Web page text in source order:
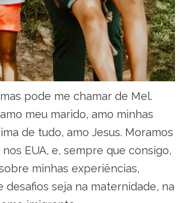
pode me chamar de Mel.
meu marido, amo minhas
de tudo, amo Jesus. Moramos
EUA, e, sempre que consigo,
minhas experiências,
desafios seja na maternidade, na